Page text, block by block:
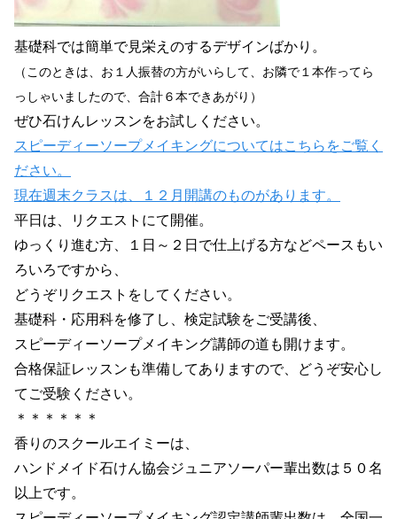
基礎科では簡単で見栄えのするデザインばかり。
（このときは、お１人振替の方がいらして、お隣で１本作ってら
っしゃいましたので、合計６本できあがり）
ぜひ石けんレッスンをお試しください。
スピーディーソープメイキングについてはこちらをご覧く
ださい。
現在週末クラスは、１２月開講のものがあります。
平日は、リクエストにて開催。
ゆっくり進む方、１日～２日で仕上げる方などペースもい
ろいろですから、
どうぞリクエストをしてください。
基礎科・応用科を修了し、検定試験をご受講後、
スピーディーソープメイキング講師の道も開けます。
合格保証レッスンも準備してありますので、どうぞ安心し
てご受験ください。
＊＊＊＊＊＊
香りのスクールエイミーは、
ハンドメイド石けん協会ジュニアソーパー輩出数は５０名
以上です。